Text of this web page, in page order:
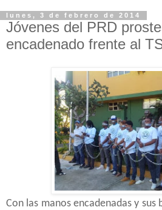
lunes, 3 de febrero de 2014
Jóvenes del PRD
encadenado frente al
Con las manos encadenadas y sus